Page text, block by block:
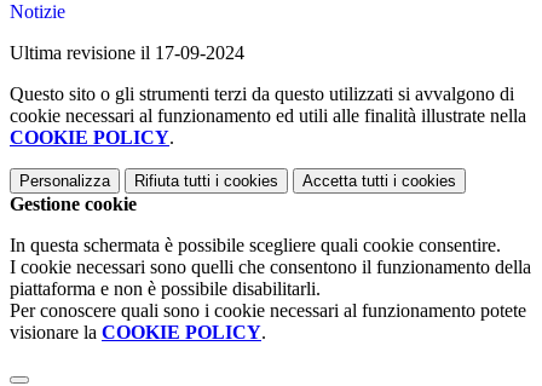
Notizie
Ultima revisione il 17-09-2024
Questo sito o gli strumenti terzi da questo utilizzati si avvalgono di
cookie necessari al funzionamento ed utili alle finalità illustrate nella
COOKIE POLICY.
Personalizza Rifiuta tutti i cookies Accetta tutti i cookies
Gestione cookie
In questa schermata è possibile scegliere quali cookie consentire.
I cookie necessari sono quelli che consentono il funzionamento della
piattaforma e non è possibile disabilitarli.
Per conoscere quali sono i cookie necessari al funzionamento potete
visionare la COOKIE POLICY.